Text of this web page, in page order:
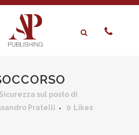
Sicurezza sul posto di
Pratelli 0 Likes